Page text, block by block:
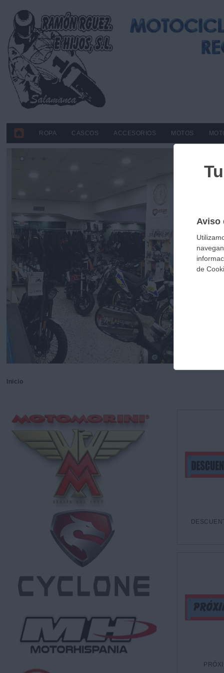
ROPA CASCOS ACCESORIOS MOTOS
Inicio